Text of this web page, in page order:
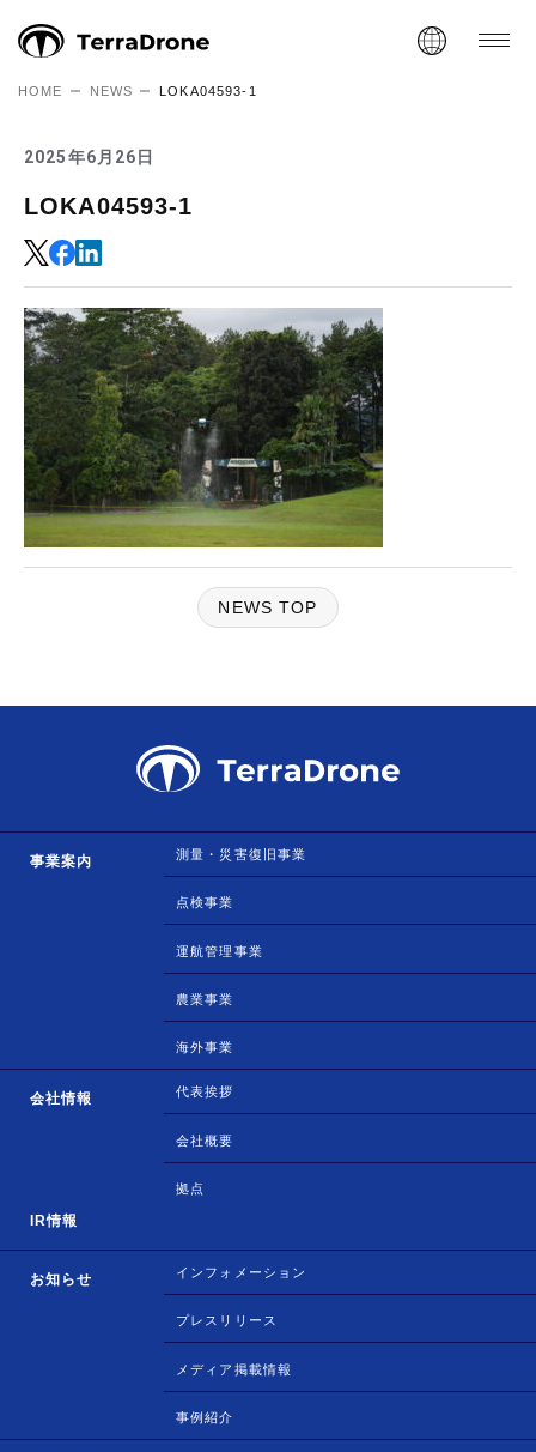
HOME NEWS LOKA04593-1
2025年6月26日
LOKA04593-1
NEWS TOP
事業案内 測量・災害復旧事業
点検事業
運航管理事業
農業事業
海外事業
会社情報 代表挨拶
会社概要
拠点
IR情報
お知らせ インフォメーション
プレスリリース
メディア掲載情報
事例紹介